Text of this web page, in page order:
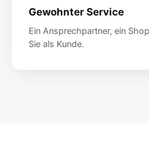
Gewohnter Service
Ein Ansprechpartner, ein
Sie als Kunde.